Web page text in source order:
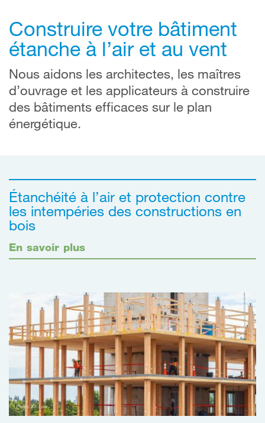
Construire votre bâtiment
étanche à l’air et au vent
Nous aidons les architectes, les maîtres
d’ouvrage et les applicateurs à construire
des bâtiments efficaces sur le plan
énergétique.
Étanchéité à l’air et protection contre
les intempéries des constructions en
bois
En savoir plus